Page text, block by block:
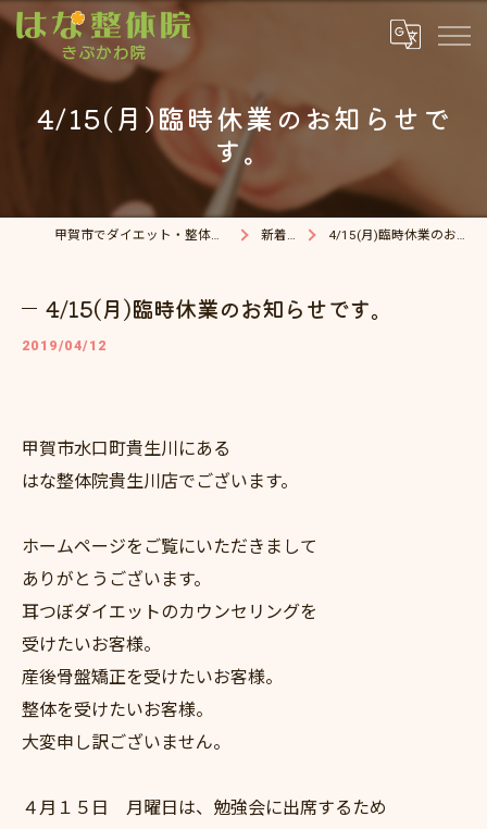
4/15(月)臨時休業のお知らせで
す。
甲賀市でダイエット・整体院ならはな整体院 新着情報 4/15(月)臨時休業のお知らせです。
4/15(月)臨時休業のお知らせです。
2019/04/12
甲賀市水口町貴生川にある
はな整体院貴生川店でございます。
ホームページをご覧にいただきまして
ありがとうございます。
耳つぼダイエットのカウンセリングを
受けたいお客様。
産後骨盤矯正を受けたいお客様。
整体を受けたいお客様。
大変申し訳ございません。
４月１５日 月曜日は、勉強会に出席するため